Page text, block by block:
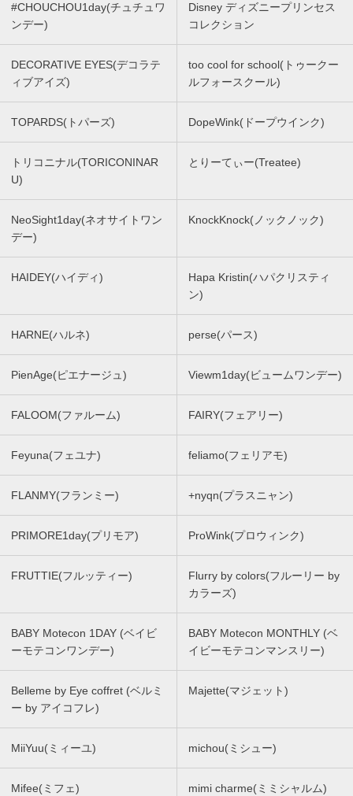
#CHOUCHOU1day(チュチュワ
ンデー)
Disney ディズニープリンセス
コレクション
DECORATIVE EYES(デコラテ
ィブアイズ)
too cool for school(トゥークー
ルフォースクール)
TOPARDS(トパーズ) DopeWink(ドープウインク)
トリコニナル(TORICONINAR
U)
とりーてぃー(Treatee)
NeoSight1day(ネオサイトワン
デー)
KnockKnock(ノックノック)
HAIDEY(ハイディ)
Hapa Kristin(ハパクリスティ
ン)
HARNE(ハルネ) perse(パース)
PienAge(ピエナージュ) Viewm1day(ビュームワンデー)
FALOOM(ファルーム) FAIRY(フェアリー)
Feyuna(フェユナ) feliamo(フェリアモ)
FLANMY(フランミー) +nyqn(プラスニャン)
PRIMORE1day(プリモア) ProWink(プロウィンク)
FRUTTIE(フルッティー)
Flurry by colors(フルーリー by
カラーズ)
BABY Motecon 1DAY (ベイビ
ーモテコンワンデー)
BABY Motecon MONTHLY (ベ
イビーモテコンマンスリー)
Belleme by Eye coffret (ベルミ
ー by アイコフレ)
Majette(マジェット)
MiiYuu(ミィーユ) michou(ミシュー)
Mifee(ミフェ) mimi charme(ミミシャルム)